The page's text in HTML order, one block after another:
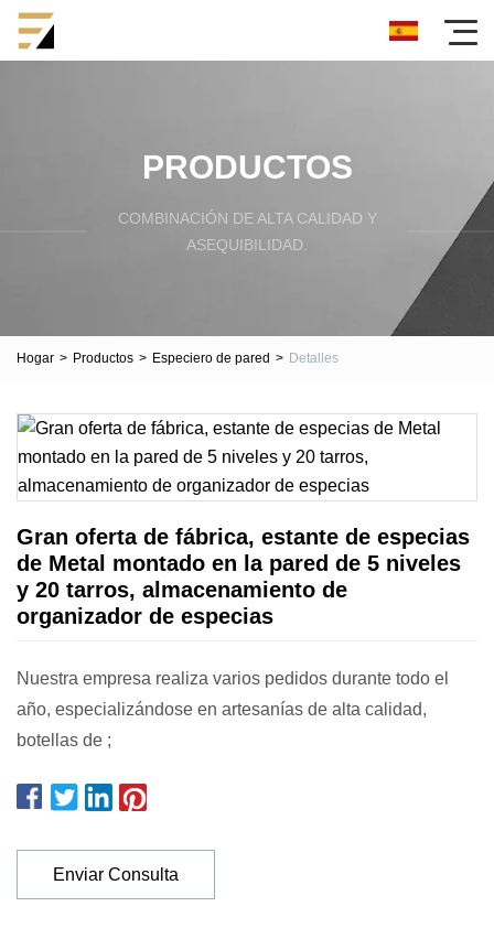
PRODUCTOS
COMBINACIÓN DE ALTA CALIDAD Y
ASEQUIBILIDAD.
Hogar > Productos > Especiero de pared > Detalles
Gran oferta de fábrica, estante de especias
de Metal montado en la pared de 5 niveles
y 20 tarros, almacenamiento de
organizador de especias
Nuestra empresa realiza varios pedidos durante todo el
año, especializándose en artesanías de alta calidad,
botellas de ;
Enviar Consulta